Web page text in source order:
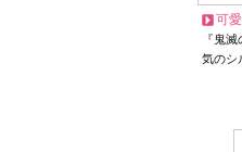
可
『鬼
気のシ